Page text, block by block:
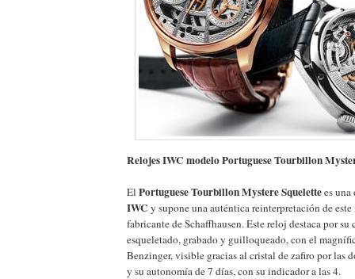
Relojes IWC modelo Portuguese Tourbillon
El Portuguese Tourbillon Mystere Squelettees una
IWC y supone una auténtica reinterpretación de
fabricante de Schaffhausen. Este reloj destaca por
esqueletado, grabado y guilloqueado, con el
Benzinger, visible gracias al cristal de zafiro por las
y su autonomía de 7 días, con su indicador a las 4.